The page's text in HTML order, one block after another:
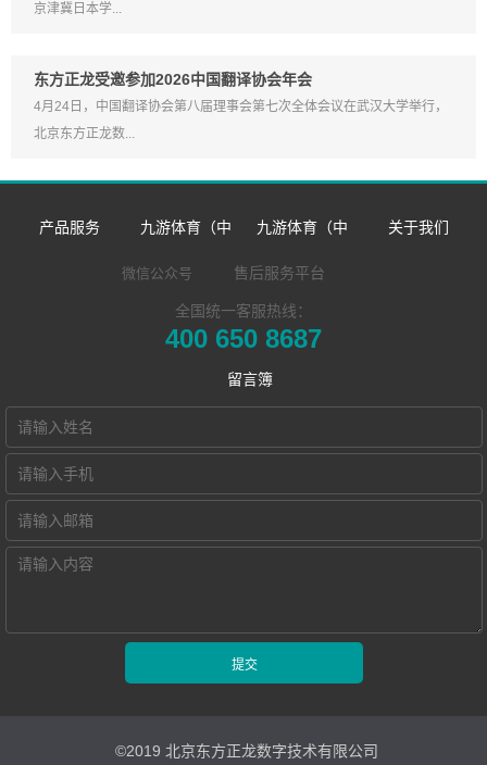
京津冀日本学...
东方正龙受邀参加2026中国翻译协会年会
4月24日，中国翻译协会第八届理事会第七次全体会议在武汉大学举行，
北京东方正龙数...
产品服务
数字语言学习系
地化部署的视频
电子教室
智慧教学空间
高密度WiFi移动
九游体育（中
国）官方网站-九
游 sports
MTI/BTI院校
九游体育（中
国）官方网站
企业新闻
关于我们
Hub诚征渠道合
微信公众号 售后服务平台
全国统一客服热线：
400 650 8687
留言簿
©2019 北京东方正龙数字技术有限公司